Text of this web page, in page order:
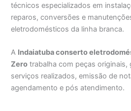
técnicos especializados em
reparos, conversões e
eletrodomésticos da linha branca.
A Indaiatuba conserto
Zero trabalha com peças originais,
serviços realizados, emissão de
agendamento e pós atendimento.